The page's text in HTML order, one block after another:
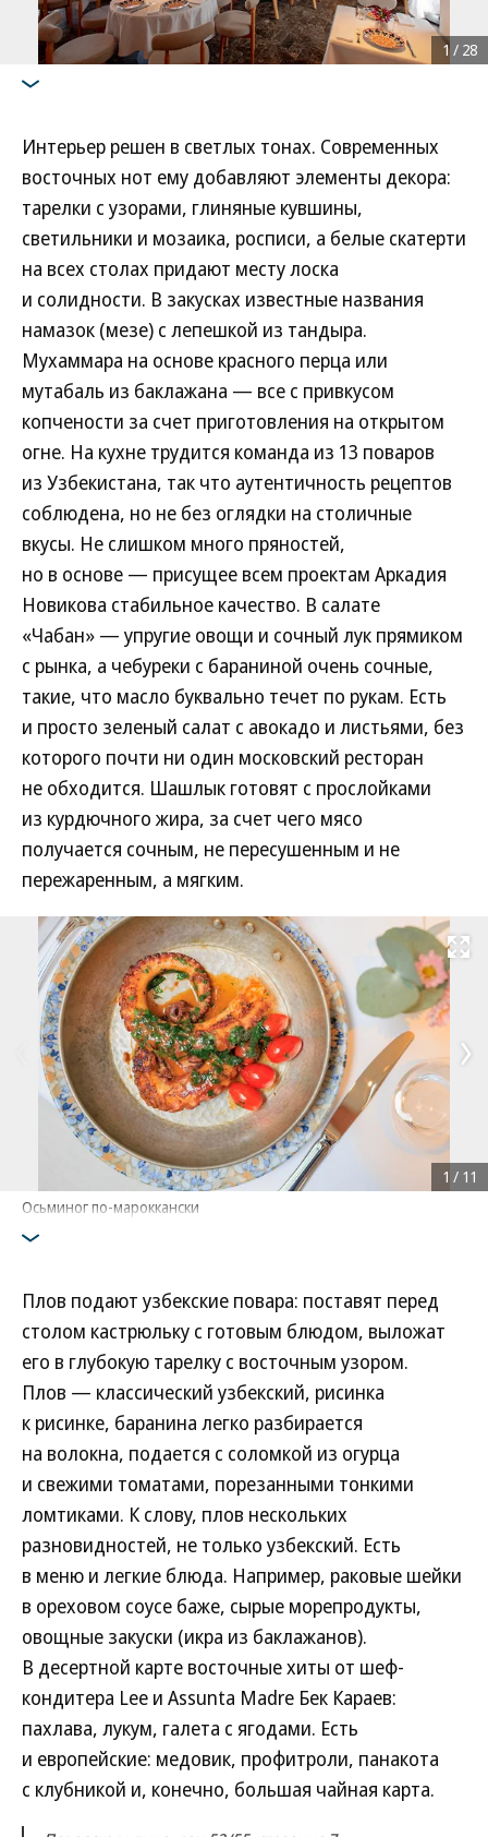
1/ 28
Интерьер решен в светлых тонах. Современных
восточных нот ему добавляют элементы декора:
тарелки с узорами, глиняные кувшины,
светильники и мозаика, росписи, а белые скатерти
на всех столах придают месту лоска
и солидности. В закусках известные названия
намазок (мезе) с лепешкой из тандыра.
Мухаммара на основе красного перца или
мутабаль из баклажана — все с привкусом
копчености за счет приготовления на открытом
огне. На кухне трудится команда из 13 поваров
из Узбекистана, так что аутентичность рецептов
соблюдена, но не без оглядки на столичные
вкусы. Не слишком много пряностей,
но в основе — присущее всем проектам Аркадия
Новикова стабильное качество. В салате
«Чабан» — упругие овощи и сочный лук прямиком
с рынка, а чебуреки с бараниной очень сочные,
такие, что масло буквально течет по рукам. Есть
и просто зеленый салат с авокадо и листьями, без
которого почти ни один московский ресторан
не обходится. Шашлык готовят с прослойками
из курдючного жира, за счет чего мясо
получается сочным, не пересушенным и не
пережаренным, а мягким.
Развернуть
Осьминог по-мароккански
1 / 11
Плов подают узбекские повара: поставят перед
столом кастрюльку с готовым блюдом, выложат
его в глубокую тарелку с восточным узором.
Плов — классический узбекский, рисинка
к рисинке, баранина легко разбирается
на волокна, подается с соломкой из огурца
и свежими томатами, порезанными тонкими
ломтиками. К слову, плов нескольких
разновидностей, не только узбекский. Есть
в меню и легкие блюда. Например, раковые шейки
в ореховом соусе баже, сырые морепродукты,
овощные закуски (икра из баклажанов).
В десертной карте восточные хиты от шеф-
кондитера Lee и Assunta Madre Бек Караев:
пахлава, лукум, галета с ягодами. Есть
и европейские: медовик, профитроли, панакота
с клубникой и, конечно, большая чайная карта.